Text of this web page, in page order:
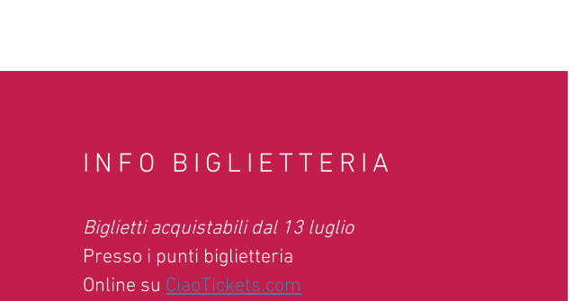
INFO BIGLIETTERIA
Biglietti acquistabili dal 13 luglio
Presso i punti biglietteria
Online su CiaoTickets.com